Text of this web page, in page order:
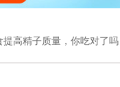
提高精子质量，你吃对了